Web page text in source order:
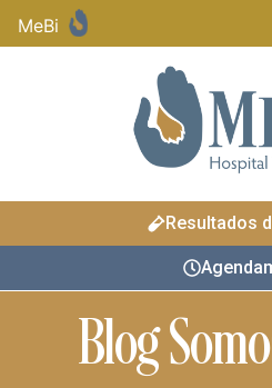
Resultados
Blog
MeBi